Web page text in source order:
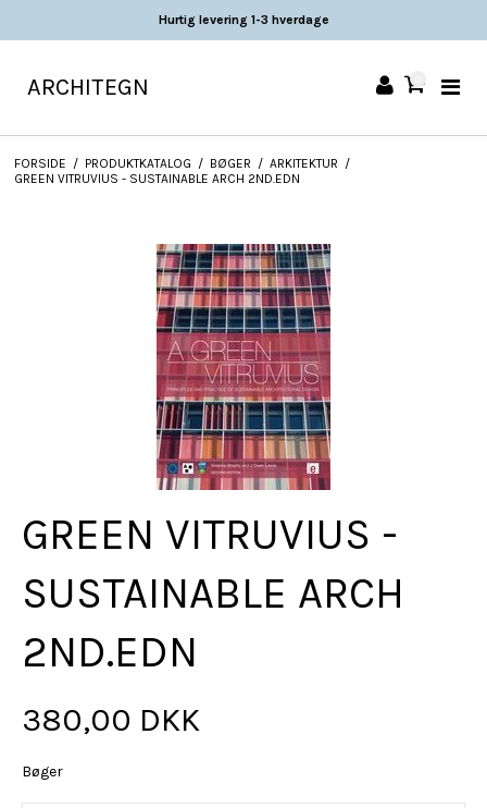
Hurtig levering 1-3 hverdage
ARCHITEGN
FORSIDE / PRODUKTKATALOG / BØGER / ARKITEKTUR /
GREEN VITRUVIUS - SUSTAINABLE ARCH 2ND.EDN
GREEN VITRUVIUS -
SUSTAINABLE ARCH
2ND.EDN
380,00 DKK
Bøger